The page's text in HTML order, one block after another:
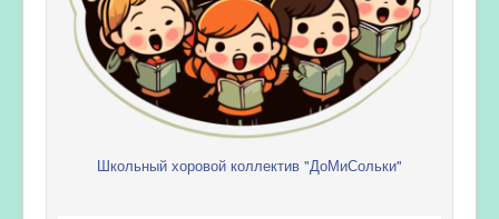
Школьный хоровой коллектив "ДоМиСольки"